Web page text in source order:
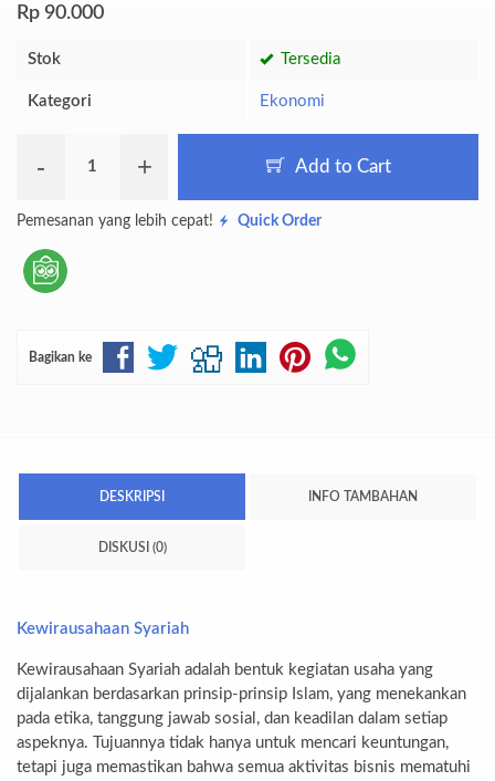
Rp 90.000
Stok Tersedia
Kategori Ekonomi
- + Add to Cart
Pemesanan yang lebih cepat! Quick Order
Bagikan ke
DESKRIPSI INFO TAMBAHAN
DISKUSI (0)
Kewirausahaan Syariah
Kewirausahaan Syariah adalah bentuk kegiatan usaha yang
dijalankan berdasarkan prinsip-prinsip Islam, yang menekankan
pada etika, tanggung jawab sosial, dan keadilan dalam setiap
aspeknya. Tujuannya tidak hanya untuk mencari keuntungan,
tetapi juga memastikan bahwa semua aktivitas bisnis mematuhi